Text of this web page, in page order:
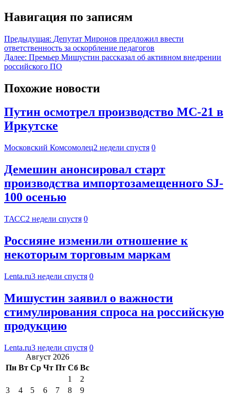
Навигация по записям
Предыдущая: Депутат Миронов предложил ввести
ответственность за оскорбление педагогов
Далее: Премьер Мишустин рассказал об активном внедрении
российского ПО
Похожие новости
Путин осмотрел производство МС-21 в
Иркутске
Московский Комсомолец2 недели спустя 0
Демешин анонсировал старт
производства импортозамещенного SJ-
100 осенью
ТАСС2 недели спустя 0
Россияне изменили отношение к
некоторым торговым маркам
Lenta.ru3 недели спустя 0
Мишустин заявил о важности
стимулирования спроса на российскую
продукцию
Lenta.ru3 недели спустя 0
Август 2026
Пн Вт Ср Чт Пт Сб Вс
1
2
3
4 5 6 7 8
9